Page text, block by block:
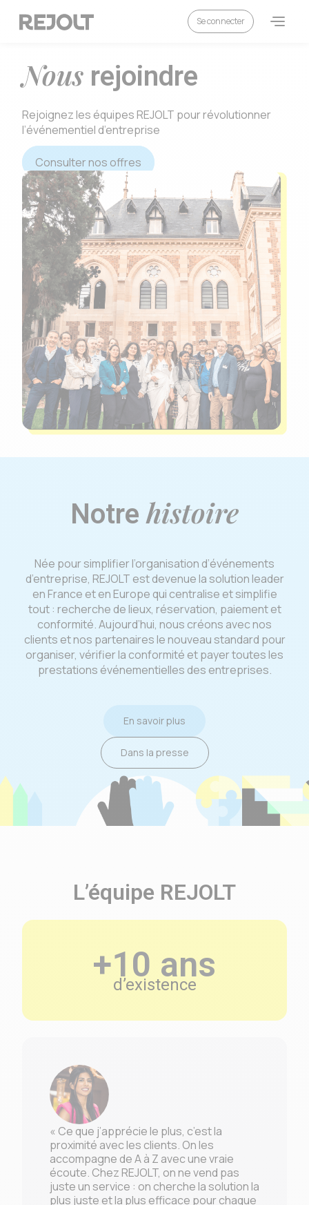
Se connecter
Nous rejoindre
Rejoignez les équipes REJOLT pour révolutionner
l’événementiel d’entreprise
Consulter nos offres
Notrehistoire
Née pour simplifier l’organisation d’événements
d’entreprise, REJOLT est devenue la solution leader
en France et en Europe qui centralise et simplifie
tout : recherche de lieux, réservation, paiement et
conformité. Aujourd’hui, nous créons avec nos
clients et nos partenaires le nouveau standard pour
organiser, vérifier la conformité et payer toutes les
prestations événementielles des entreprises.
En savoir plus
Dans la presse
L’équipe REJOLT
+10 ans
d’existence
« Ce que j’apprécie le plus, c’est la
proximité avec les clients. On les
accompagne de A à Z avec une vraie
écoute. Chez REJOLT, on ne vend pas
juste un service : on cherche la solution la
plus juste et la plus efficace pour chaque